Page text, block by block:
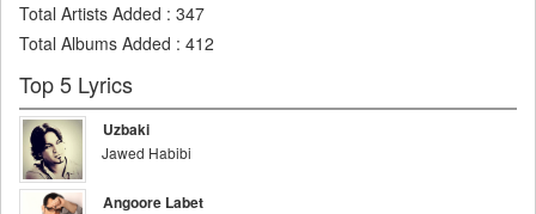
Total Artists Added : 347
Total Albums Added : 412
Top 5 Lyrics
Uzbaki
Jawed Habibi
Angoore Labet